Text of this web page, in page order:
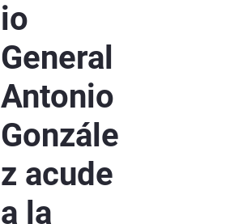
io
General
Antonio
Gonzále
z acude
a la